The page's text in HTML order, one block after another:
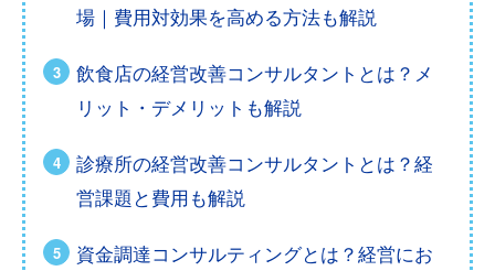
場｜費用対効果を高める方法も解説
飲食店の経営改善コンサルタントとは？メ
リット・デメリットも解説
診療所の経営改善コンサルタントとは？経
営課題と費用も解説
資金調達コンサルティングとは？経営にお